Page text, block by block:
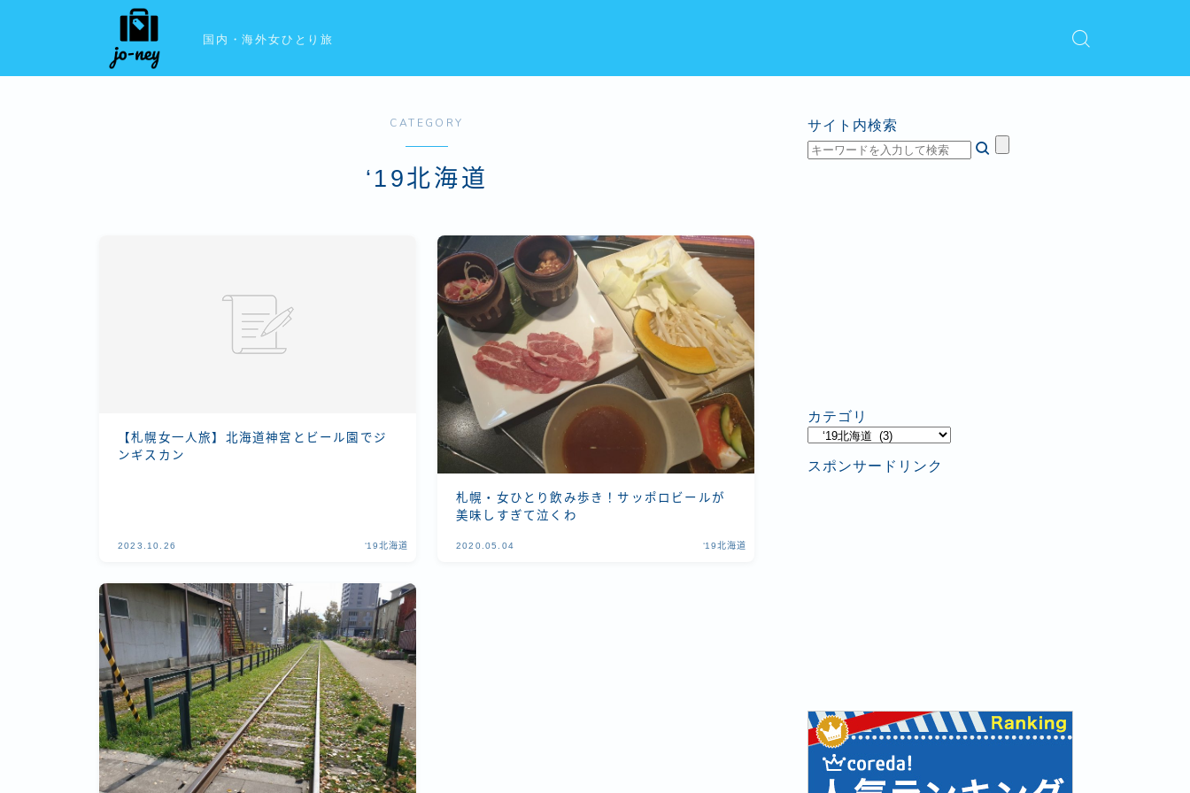
国内・海外女ひとり旅
CATEGORY
‘19北海道
【札幌女一人旅】北海道神宮とビール園でジ
ンギスカン
2023.10.26 ‘19北海道
札幌・女ひとり飲み歩き！サッポロビールが
美味しすぎて泣くわ
2020.05.04 ‘19北海道
サイト内検索
カテゴリ
テ
スポンサードリンク